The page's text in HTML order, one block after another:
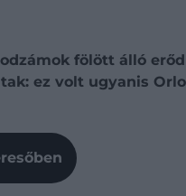
fölött álló
ez volt ugyanis